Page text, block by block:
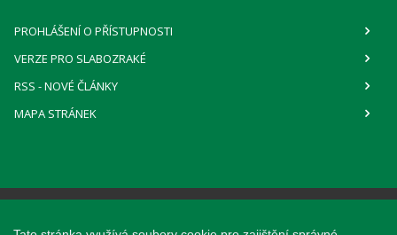
PROHLÁŠENÍ O PŘÍSTUPNOSTI
VERZE PRO SLABOZRAKÉ
RSS - NOVÉ ČLÁNKY
MAPA STRÁNEK
Webové stránky pro obce a občany